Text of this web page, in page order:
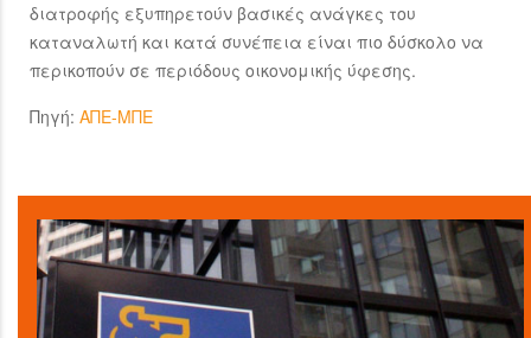
διατροφής εξυπηρετούν βασικές ανάγκες του
καταναλωτή και κατά συνέπεια είναι πιο δύσκολο να
περικοπούν σε περιόδους οικονομικής ύφεσης.
Πηγή: ΑΠΕ-ΜΠΕ